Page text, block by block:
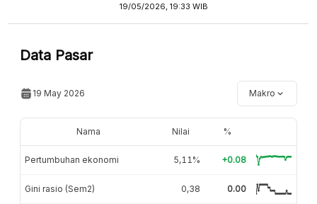
19/05/2026, 19:33 WIB
Data Pasar
19 May 2026 Makro
Nama Nilai %
Pertumbuhan ekonomi 5,11% +0.08
Gini rasio (Sem2) 0,38 0.00